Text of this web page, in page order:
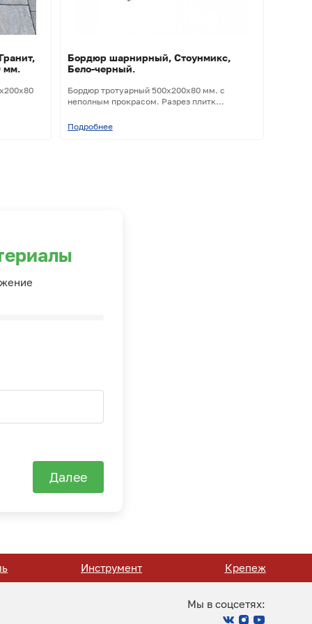
мм.
Бордюр шарнирный, Стоунмикс,
Бело-черный.
Бордюр тротуарный 500х200х80 мм. с
неполным прокрасом. Разрез плитк...
Подробнее
Далее
Инструмент Крепеж
Мы в соцсетях: